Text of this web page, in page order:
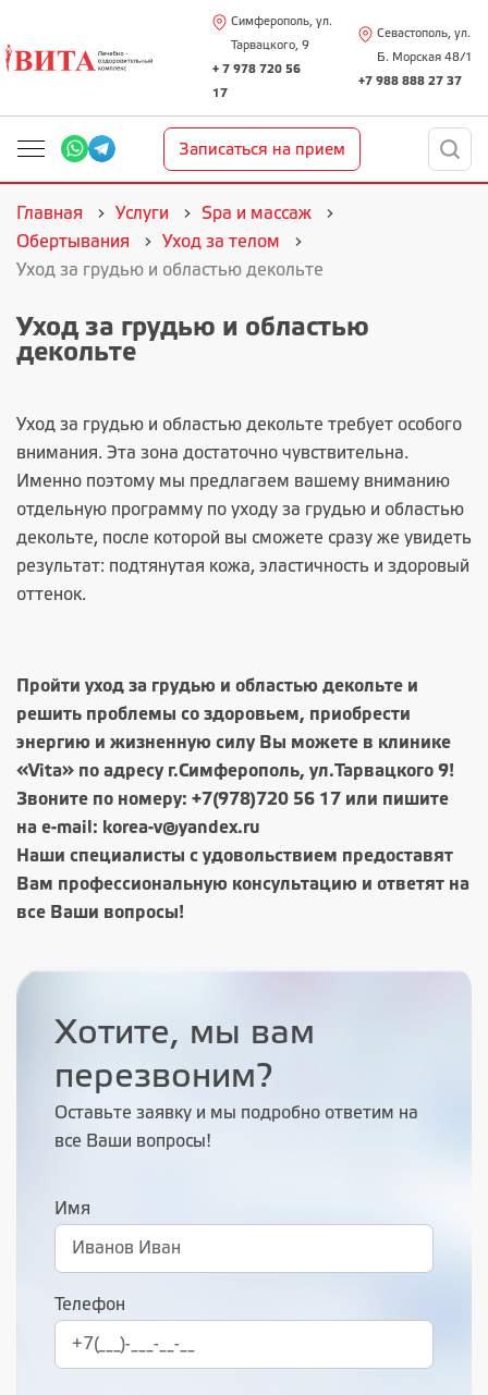
Симферополь, ул.
Тарвацкого, 9
+ 7 978 720 56
17
Севастополь, ул.
Б. Морская 48/1
+7 988 888 27 37
Записаться на прием
Главная Услуги
Spa и массаж
Обертывания
Уход за телом
Уход за грудью и областью декольте
Уход за грудью и областью
декольте
Уход за грудью и областью декольте требует особого
внимания. Эта зона достаточно чувствительна.
Именно поэтому мы предлагаем вашему вниманию
отдельную программу по уходу за грудью и областью
декольте, после которой вы сможете сразу же увидеть
результат: подтянутая кожа, эластичность и здоровый
оттенок.
Пройти уход за грудью и областью декольте и
решить проблемы со здоровьем, приобрести
энергию и жизненную силу Вы можете в клинике
«Vita» по адресу г.Симферополь, ул.Тарвацкого 9!
Звоните по номеру: +7(978)720 56 17 или пишите
на e-mail: korea-v@yandex.ru
Наши специалисты с удовольствием предоставят
Вам профессиональную консультацию и ответят на
все Ваши вопросы!
Хотите, мы вам
перезвоним?
Оставьте заявку и мы подробно ответим на
все Ваши вопросы!
Имя
Телефон